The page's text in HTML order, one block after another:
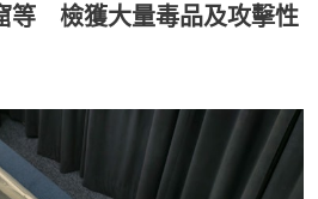
等 檢獲大量毒品及攻擊性